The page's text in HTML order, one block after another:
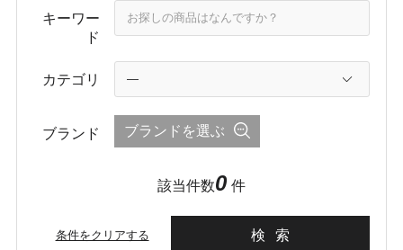
キーワー
ド
カテゴリ
ブランド ブランドを選ぶ
該当件数0 件
検索
条件をクリアする